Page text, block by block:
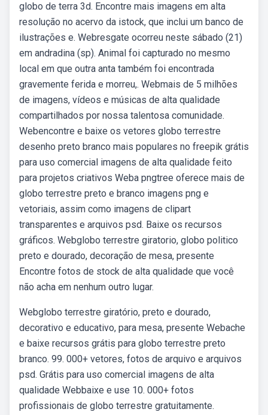
globo de terra 3d. Encontre mais imagens em alta
resolução no acervo da istock, que inclui um banco de
ilustrações e. Webresgate ocorreu neste sábado (21)
em andradina (sp). Animal foi capturado no mesmo
local em que outra anta também foi encontrada
gravemente ferida e morreu,. Webmais de 5 milhões
de imagens, vídeos e músicas de alta qualidade
compartilhados por nossa talentosa comunidade.
Webencontre e baixe os vetores globo terrestre
desenho preto branco mais populares no freepik grátis
para uso comercial imagens de alta qualidade feito
para projetos criativos Weba pngtree oferece mais de
globo terrestre preto e branco imagens png e
vetoriais, assim como imagens de clipart
transparentes e arquivos psd. Baixe os recursos
gráficos. Webglobo terrestre giratorio, globo politico
preto e dourado, decoração de mesa, presente
Encontre fotos de stock de alta qualidade que você
não acha em nenhum outro lugar.
Webglobo terrestre giratório, preto e dourado,
decorativo e educativo, para mesa, presente Webache
e baixe recursos grátis para globo terrestre preto
branco. 99. 000+ vetores, fotos de arquivo e arquivos
psd. Grátis para uso comercial imagens de alta
qualidade Webbaixe e use 10. 000+ fotos
profissionais de globo terrestre gratuitamente.